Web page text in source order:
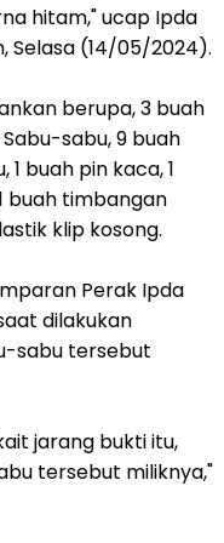
hitam," ucap Ipda
Selasa (14/05/2024).
berupa, 3 buah
sabu, 9 buah
buah pin kaca, 1
buah timbangan
klip kosong.
Perak Ipda
dilakukan
sabu tersebut
jarang bukti itu,
tersebut miliknya,"